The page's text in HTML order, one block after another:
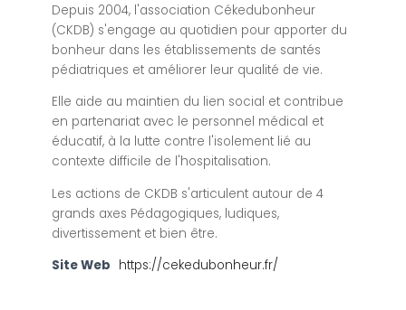
Depuis 2004, l'association Cékedubonheur
(CKDB) s'engage au quotidien pour apporter du
bonheur dans les établissements de santés
pédiatriques et améliorer leur qualité de vie.
Elle aide au maintien du lien social et contribue
en partenariat avec le personnel médical et
éducatif, à la lutte contre l'isolement lié au
contexte difficile de l'hospitalisation.
Les actions de CKDB s'articulent autour de 4
grands axes Pédagogiques, ludiques,
divertissement et bien être.
Site Web https://cekedubonheur.fr/